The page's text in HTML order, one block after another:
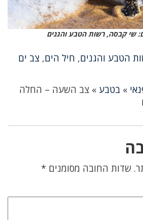
שי קבסה, רשות הטבע והגנים
הטבע והגנים,חיל הים,צב ים
» בטבע» צב השעה – החלה
שדות החובה מסומנים*